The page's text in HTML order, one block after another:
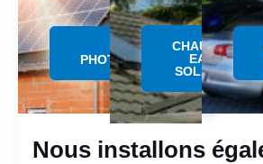
PANNEAU
PHOTOVOLTAÏQUE
CHAUFFE
EAU
SOLAIRE
Nous installons